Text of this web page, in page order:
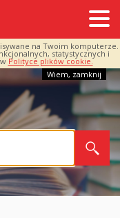
na Twoim komputerze.
statystycznych i
Polityce plików cookie.
Wiem, zamknij